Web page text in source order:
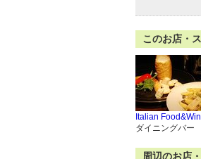
このお店・
Italian
ダイニングバー
周辺のお店